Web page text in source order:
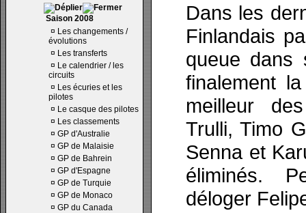
Saison 2008
¤ Les changements /
évolutions
¤ Les transferts
¤ Le calendrier / les
circuits
¤ Les écuries et les
pilotes
¤ Le casque des pilotes
¤ Les classements
¤ GP d'Australie
¤ GP de Malaisie
¤ GP de Bahrein
¤ GP d'Espagne
¤ GP de Turquie
¤ GP de Monaco
¤ GP du Canada
Dans les
Finlandais
queue dans
finalement
meilleur
Trulli, Timo
Senna et
éliminés.
déloger